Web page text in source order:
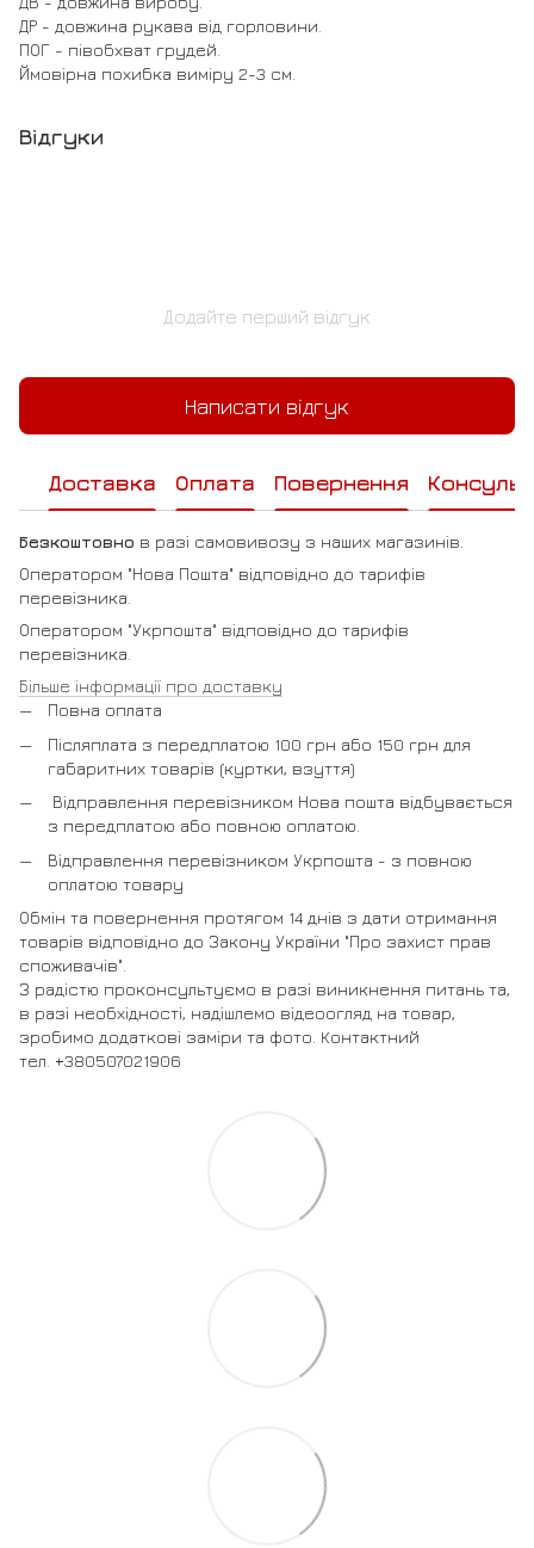
ДР - довжина рукава від горловини.
ПОГ - півобхват грудей.
Ймовірна похибка виміру 2-3 см.
Відгуки
Додайте перший відгук
Написати відгук
Доставка Оплата Повернення
Безкоштовно в разі самовивозу з наших магазинів.
Оператором "Нова Пошта" відповідно до тарифів
перевізника.
Оператором "Укрпошта" відповідно до тарифів
перевізника.
Більше інформації про доставку
Повна оплата
Післяплата з передплатою 100 грн або 150 грн для
габаритних товарів (куртки, взуття)
Відправлення перевізником Нова пошта відбувається
з передплатою або повною оплатою.
Відправлення перевізником Укрпошта - з повною
оплатою товару
Обмін та повернення протягом 14 днів з дати отримання
товарів відповідно до Закону України "Про захист прав
споживачів".
З радістю проконсультуємо в разі виникнення питань та,
в разі необхідності, надішлемо відеоогляд на товар,
зробимо додаткові заміри та фото. Контактний
тел. +380507021906